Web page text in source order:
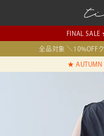
FINAL
全品対象 ＼10%OFF
★ AUTUMN